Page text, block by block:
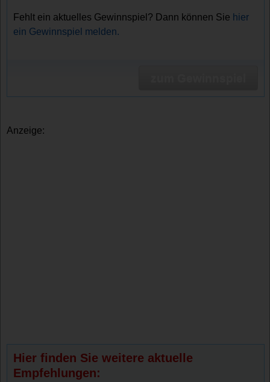
Fehlt ein aktuelles Gewinnspiel? Dann können Sie hier
ein Gewinnspiel melden.
Anzeige:
Hier finden Sie weitere aktuelle
Empfehlungen: